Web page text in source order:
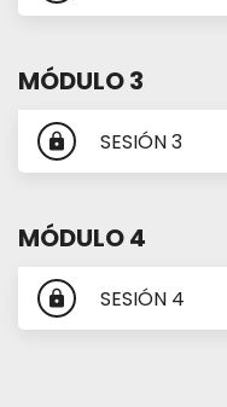
MÓDULO 3
lock SESIÓN 3
MÓDULO 4
lock SESIÓN 4